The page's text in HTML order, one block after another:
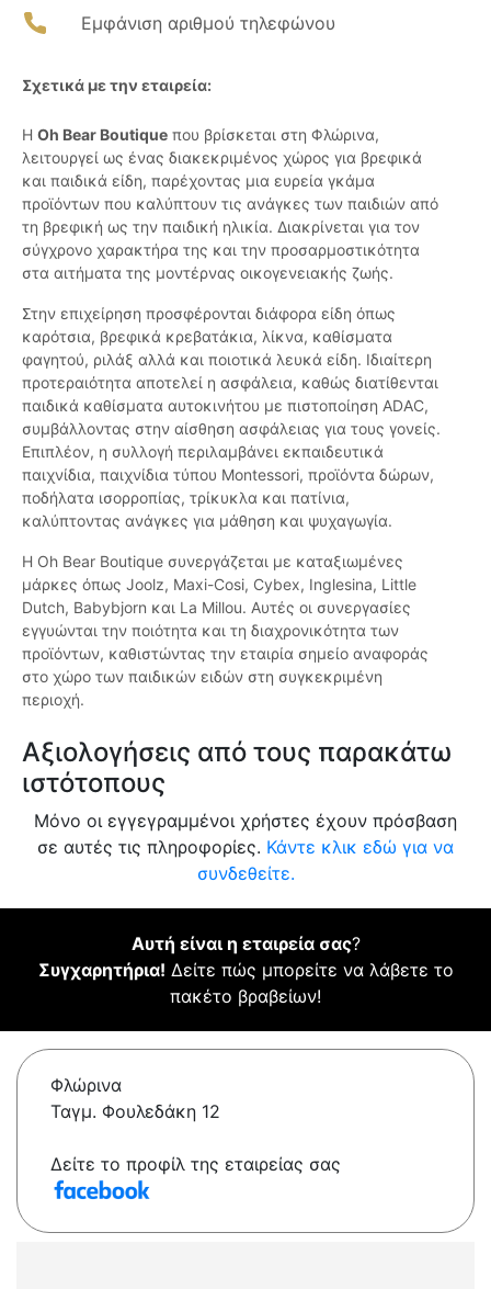
Εμφάνιση αριθμού τηλεφώνου
Σχετικά με την εταιρεία:
Η Oh Bear Boutique που βρίσκεται στη Φλώρινα,
λειτουργεί ως ένας διακεκριμένος χώρος για βρεφικά
και παιδικά είδη, παρέχοντας μια ευρεία γκάμα
προϊόντων που καλύπτουν τις ανάγκες των παιδιών από
τη βρεφική ως την παιδική ηλικία. Διακρίνεται για τον
σύγχρονο χαρακτήρα της και την προσαρμοστικότητα
στα αιτήματα της μοντέρνας οικογενειακής ζωής.
Στην επιχείρηση προσφέρονται διάφορα είδη όπως
καρότσια, βρεφικά κρεβατάκια, λίκνα, καθίσματα
φαγητού, ριλάξ αλλά και ποιοτικά λευκά είδη. Ιδιαίτερη
προτεραιότητα αποτελεί η ασφάλεια, καθώς διατίθενται
παιδικά καθίσματα αυτοκινήτου με πιστοποίηση ADAC,
συμβάλλοντας στην αίσθηση ασφάλειας για τους γονείς.
Επιπλέον, η συλλογή περιλαμβάνει εκπαιδευτικά
παιχνίδια, παιχνίδια τύπου Montessori, προϊόντα δώρων,
ποδήλατα ισορροπίας, τρίκυκλα και πατίνια,
καλύπτοντας ανάγκες για μάθηση και ψυχαγωγία.
Η Oh Bear Boutique συνεργάζεται με καταξιωμένες
μάρκες όπως Joolz, Maxi-Cosi, Cybex, Inglesina, Little
Dutch, Babybjorn και La Millou. Αυτές οι συνεργασίες
εγγυώνται την ποιότητα και τη διαχρονικότητα των
προϊόντων, καθιστώντας την εταιρία σημείο αναφοράς
στο χώρο των παιδικών ειδών στη συγκεκριμένη
περιοχή.
Αξιολογήσεις από τους παρακάτω
ιστότοπους
Μόνο οι εγγεγραμμένοι χρήστες έχουν πρόσβαση
σε αυτές τις πληροφορίες. Κάντε κλικ εδώ για να
συνδεθείτε.
Αυτή είναι η εταιρεία σας?
Συγχαρητήρια! Δείτε πώς μπορείτε να λάβετε το
πακέτο βραβείων!
Φλώρινα
Ταγμ. Φουλεδάκη 12
Δείτε το προφίλ της εταιρείας σας